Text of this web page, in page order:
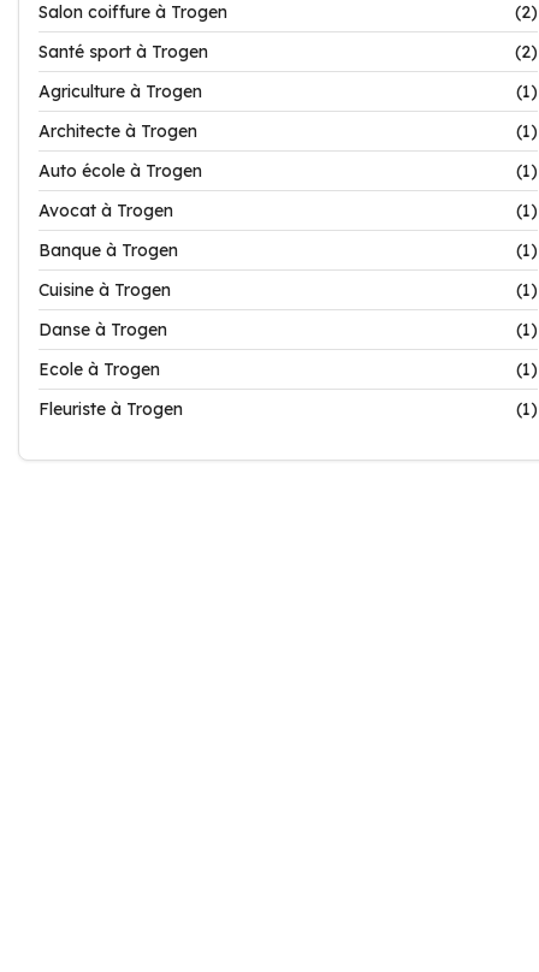
Salon coiffure à Trogen
(2)
Santé sport à Trogen
(2)
Agriculture à Trogen
(1)
Architecte à Trogen
(1)
Auto école à Trogen
(1)
Avocat à Trogen
(1)
Banque à Trogen
(1)
Cuisine à Trogen
(1)
Danse à Trogen
(1)
Ecole à Trogen
(1)
Fleuriste à Trogen
(1)